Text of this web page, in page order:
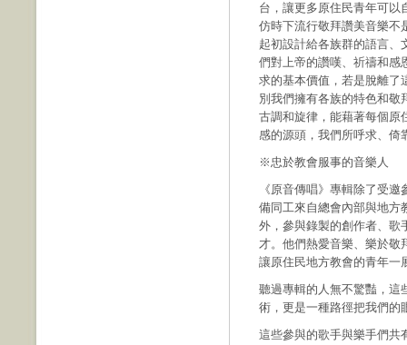
台，讓更多原住民青年可以
仿時下流行敬拜讚美音樂不
起初設計給各族群的語言、
們對上帝的讚嘆、祈禱和感
求的基本價值，若是脫離了
別我們擁有各族的特色和敬
古調和旋律，能藉著每個原
感的源頭，我們所呼求、倚
※忠於教會服事的音樂人
《原音傳唱》專輯除了受
備同工來自總會內部與地方
外，參與錄製的創作者、歌
才。他們熱愛音樂、樂於敬
讓原住民地方教會的青年一
聽過專輯的人無不驚豔，這
術，更是一種路徑把我們的
這些參與的歌手與樂手們共